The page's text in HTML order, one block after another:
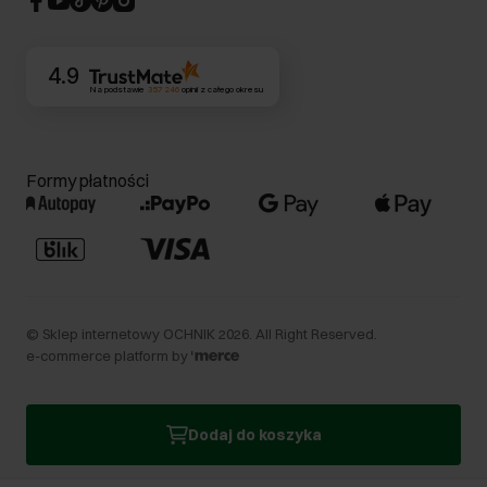
Dodaj do koszyka
4.9
Na podstawie 357 246opinii z całego okresu
Formy płatności
© Sklep internetowy OCHNIK 2026 . All Right Reserved.
e-commerce platform by